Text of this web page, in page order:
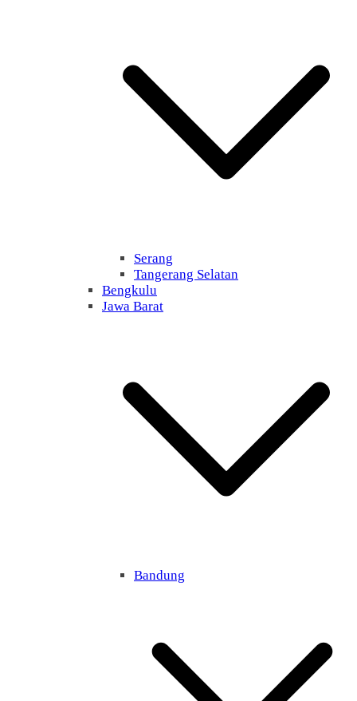
Serang
Tangerang Selatan
Bengkulu
Jawa Barat
Bandung